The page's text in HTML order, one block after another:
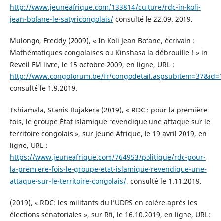
http://www.jeuneafrique.com/133814/culture/rdc-in-koli-
jean-bofane-le-satyricongolais/consulté le 22.09. 2019.
Mulongo, Freddy (2009), « In Koli Jean Bofane, écrivain :
Mathématiques congolaises ou Kinshasa la débrouille ! » in
Reveil FM livre, le 15 octobre 2009, en ligne, URL :
http://www.congoforum.be/fr/
consulté le 1.9.2019.
Tshiamala, Stanis Bujakera (2019), « RDC : pour la première
fois, le groupe État islamique revendique une attaque sur le
territoire congolais », sur Jeune Afrique, le 19 avril 2019, en
ligne, URL :
https://www.jeuneafrique.com/764953/politique/rdc-pour-
la-premiere-fois-le-groupe-etat-islamique-revendique-une-
attaque-sur-le-territoire-congolais/, consulté le 1.11.2019.
(2019), « RDC: les militants du l’UDPS en colère après les
élections sénatoriales », sur Rfi, le 16.10.2019, en ligne, URL: